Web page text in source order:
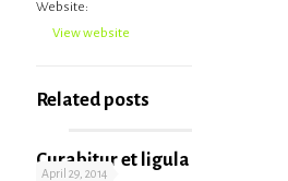
Website:
View website
Related posts
April 29, 2014
Curabitur et ligula